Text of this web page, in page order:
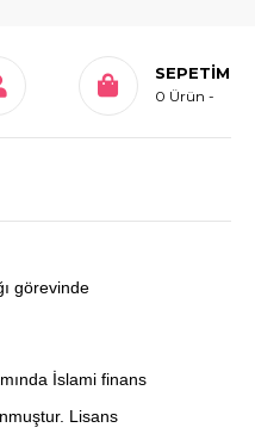
SEPETIM
0 Ürün
görevinde
İslami finans
Lisans